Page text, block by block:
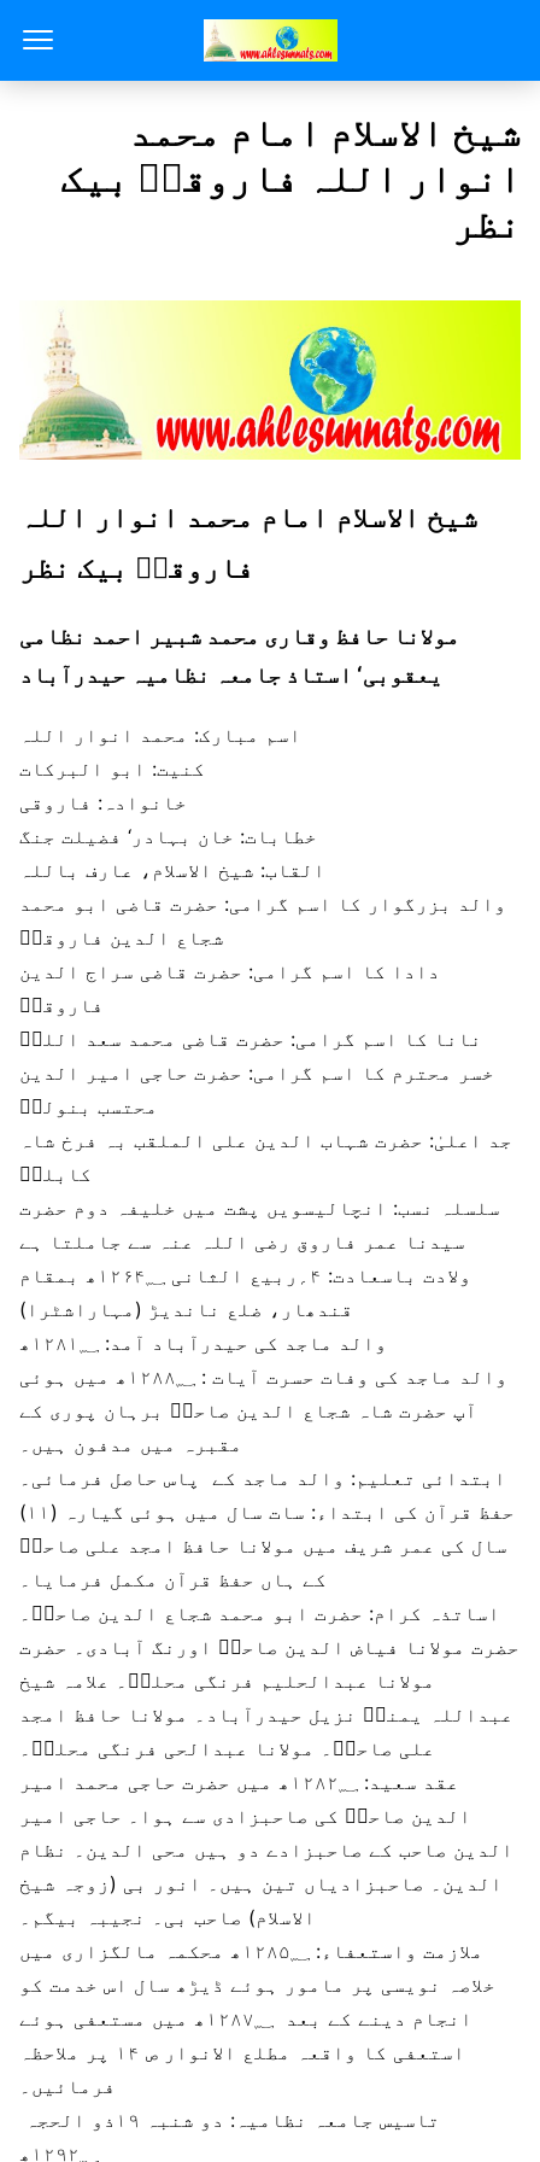
شیخ الاسلام امام محمد
انوار اللہ فاروقیؒ بیک
نظر
شیخ الاسلام امام محمد انوار اللہ
فاروقیؒ بیک نظر
مولانا حافظ وقاری محمد شبیر احمد نظامی
یعقوبی‘ استاذ جامعہ نظامیہ حیدرآباد
اسم مبارک: محمد انوار اللہ
کنیت: ابو البرکات
خانوادہ: فاروقی
خطابات: خان بہادر‘ فضیلت جنگ
القاب: شیخ الاسلام، عارف باللہ
والد بزرگوار کا اسم گرامی: حضرت قاضی ابو محمد
شجاع الدین فاروقیؒ
دادا کا اسم گرامی: حضرت قاضی سراج الدین
فاروقیؒ
نانا کا اسم گرامی: حضرت قاضی محمد سعد اللہؒ
خسر محترم کا اسم گرامی: حضرت حاجی امیر الدین
محتسب بنولہؒ
جد اعلیٰ: حضرت شہاب الدین علی الملقب بہ فرخ شاہ
کابلیؒ
سلسلہ نسب: انچالیسویں پشت میں خلیفہ دوم حضرت
سیدنا عمر فاروق رضی اللہ عنہ سے جاملتا ہے
ولادت باسعادت:
۴؍ربیع الثانی ۱۲۶۴؁ھ بمقام
قندھار، ضلع ناندیڑ (مہاراشٹرا)
والد ماجد کی حیدرآباد آمد:
۱۲۸۱؁ھ
والد ماجد کی وفات حسرت آیات :
۱۲۸۸؁ھ میں ہوئی
آپ حضرت شاہ شجاع الدین صاحبؒ برہان پوری کے
مقبرہ میں مدفون ہیں۔
ابتدائی تعلیم: والد ماجد کے پاس حاصل فرمائی۔
حفظ قرآن کی ابتداء:
سات سال میں ہوئی گیارہ (۱۱)
سال کی عمر شریف میں مولانا حافظ امجد علی صاحبؒ
کے ہاں حفظ قرآن مکمل فرمایا۔
اساتذہ کرام: حضرت ابو محمد شجاع الدین صاحبؒ۔
حضرت مولانا فیاض الدین صاحبؒ اورنگ آبادی۔ حضرت
مولانا عبدالحلیم فرنگی محلیؒ۔ علامہ شیخ
عبداللہ یمنیؒ نزیل حیدرآباد۔ مولانا حافظ امجد
علی صاحبؒ۔ مولانا عبدالحی فرنگی محلیؒ۔
عقد سعید:
۱۲۸۲؁ھ میں حضرت حاجی محمد امیر
الدین صاحبؒ کی صاحبزادی سے ہوا۔ حاجی امیر
الدین صاحب کے صاحبزادے دو ہیں محی الدین۔ نظام
الدین۔ صاحبزادیاں تین ہیں۔ انور بی (زوجہ شیخ
الاسلام) صاحب بی۔ نجیبہ بیگم۔
ملازمت واستعفاء:
۱۲۸۵؁ھ محکمہ مالگزاری میں
خلاصہ نویسی پر مامور ہوئے ڈیڑھ سال اس خدمت کو
انجام دینے کے بعد ۱۲۸۷؁ھ میں مستعفی ہوئے
استعفی کا واقعہ مطلع الانوار ص ۱۴ پر ملاحظہ
فرمائیں۔
تاسیس جامعہ نظامیہ:
دو شنبہ ۱۹ذو الحجہ
۱۲۹۲؁ھ